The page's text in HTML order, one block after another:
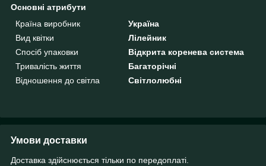
Основні атрибути
Країна виробник
Україна
Вид квітки
Лілейник
Спосіб упаковки
Відкрита коренева система
Тривалість життя
Багаторічні
Відношення до світла
Світлолюбні
Умови доставки
Доставка здійснюється тільки по передоплаті.